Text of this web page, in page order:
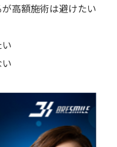
高額施術は避けたい